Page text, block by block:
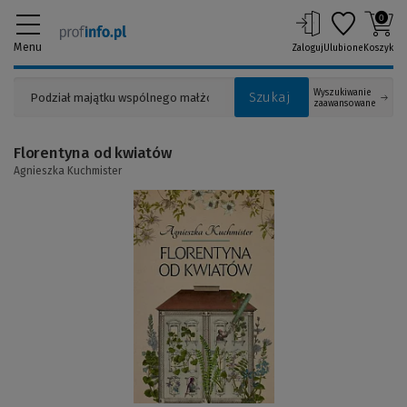
Menu
Szukaj
Wyszukiwanie
zaawansowane
ZalogujUlubione
0
Koszyk
(Link
do
innej
Florentyna od kwiatów
Agnieszka Kuchmister